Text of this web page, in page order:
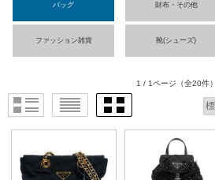
バッグ 財布・その他
ファッション雑貨 靴(シューズ)
1 / 1ページ （全20件）